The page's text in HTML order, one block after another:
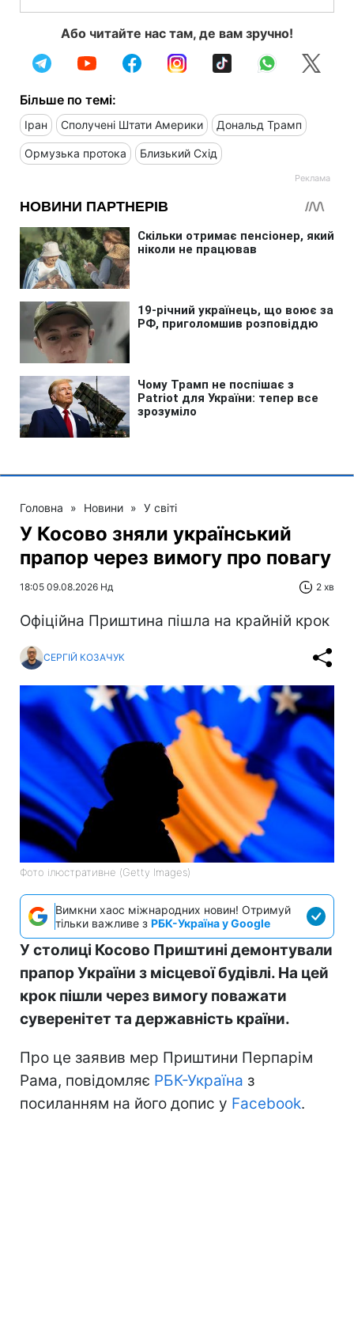
Або читайте нас там, де вам зручно!
Більше по темі:
Іран Сполучені Штати Америки Дональд Трамп
Ормузька протока Близький Схід
Головна » Новини » У світі
У Косово зняли український
прапор через вимогу про повагу
18:05 09.08.2026 Нд 2 хв
Офіційна Приштина пішла на крайній крок
СЕРГІЙ КОЗАЧУК
Фото ілюстративне (Getty Images)
Вимкни хаос міжнародних новин! Отримуй
тільки важливе з РБК-Україна у Google
У столиці Косово Приштині демонтували
прапор України з місцевої будівлі. На цей
крок пішли через вимогу поважати
суверенітет та державність країни.
Про це заявив мер Приштини Перпарім
Рама, повідомляє РБК-Україна з
посиланням на його допис у Facebook.